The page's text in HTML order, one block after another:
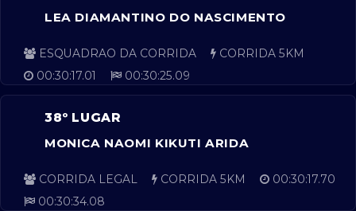
LEA DIAMANTINO DO NASCIMENTO
ESQUADRAO DA CORRIDA
CORRIDA 5KM
00:30:17.01
00:30:25.09
38º LUGAR
MONICA NAOMI KIKUTI ARIDA
CORRIDA LEGAL CORRIDA 5KM
00:30:17.70
00:30:34.08